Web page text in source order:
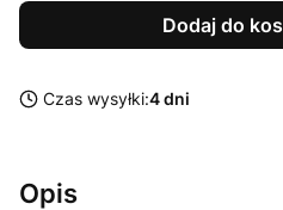
Dodaj do
Czas wysyłki:4 dni
Opis